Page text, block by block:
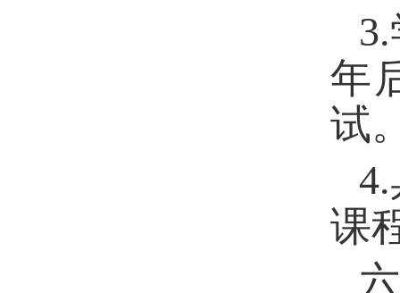
3.
年
试
4.
课